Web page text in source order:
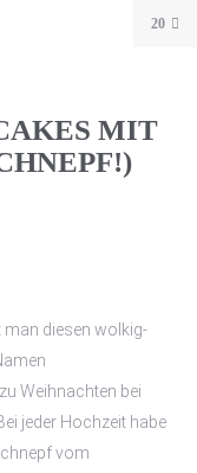
20
MIT
man diesen wolkig-
Weihnachten bei
jeder Hochzeit habe
vom